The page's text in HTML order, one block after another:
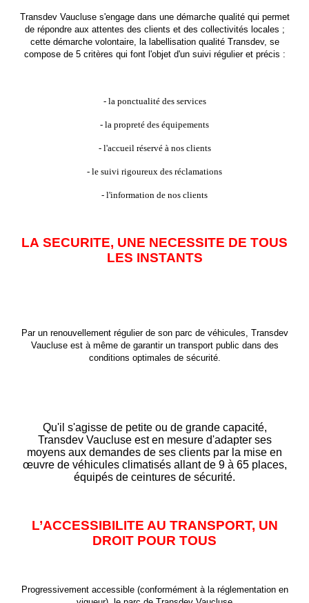
Transdev Vaucluse s'engage dans une démarche qualité qui permet
de répondre aux attentes des clients et des collectivités locales ;
cette démarche volontaire, la labellisation qualité Transdev, se
compose de 5 critères qui font l'objet d'un suivi régulier et précis :
- la ponctualité des services
- la propreté des équipements
- l'accueil réservé à nos clients
- le suivi rigoureux des réclamations
- l'information de nos clients
LA SECURITE, UNE NECESSITE DE TOUS
LES INSTANTS
Par un renouvellement régulier de son parc de véhicules, Transdev
Vaucluse est à même de garantir un transport public dans des
conditions optimales de sécurité.
Qu'il s'agisse de petite ou de grande capacité,
Transdev Vaucluse est en mesure d'adapter ses
moyens aux demandes de ses clients par la mise en
œuvre de véhicules climatisés allant de 9 à 65 places,
équipés de ceintures de sécurité.
L’ACCESSIBILITE AU TRANSPORT, UN
DROIT POUR TOUS
Progressivement accessible (conformément à la réglementation en